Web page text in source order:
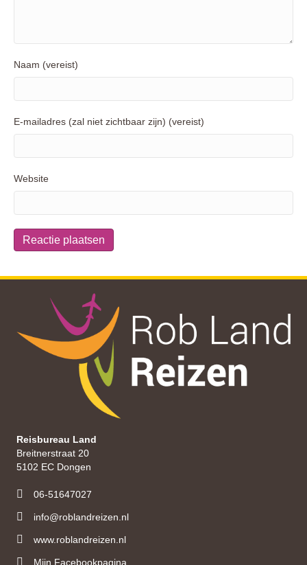
Naam (vereist)
E-mailadres (zal niet zichtbaar zijn) (vereist)
Website
Reisbureau Land
Breitnerstraat 20
5102 EC Dongen
06-51647027
info@roblandreizen.nl
https://roblandreizen.nl/
www.roblandreizen.nl
Mijn Facebookpagina